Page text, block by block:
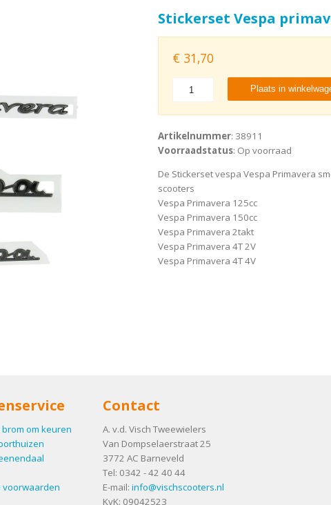
Stickerset Vespa
€ 31,70
Plaats in
Artikelnummer: 38911
Voorraadstatus: Op voorraad
De Stickerset vespa Vespa Primavera
scooters
Vespa Primavera 125cc
Vespa Primavera 150cc
Vespa Primavera 2takt
Vespa Primavera 4T 2V
Vespa Primavera 4T 4V
om keuren
voorwaarden
Contact
A. v.d. Visch Tweewielers
Van Dompselaerstraat 25
3772 AC Barneveld
Tel: 0342 - 42 40 44
E-mail: info@vischscooters.nl
KvK: 09042523